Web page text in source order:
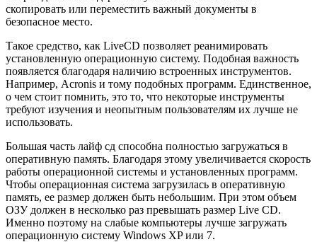
скопировать или переместить важный документы в
безопасное место.
Такое средство, как LiveCD позволяет реанимировать
установленную операционную систему. Подобная важность
появляется благодаря наличию встроенных инструментов.
Например, Acronis и тому подобных программ. Единственное,
о чем стоит помнить, это то, что некоторые инструменты
требуют изучения и неопытным пользователям их лучше не
использовать.
Большая часть лайф сд способна полностью загружаться в
оперативную память. Благодаря этому увеличивается скорость
работы операционной системы и установленных программ.
Чтобы операционная система загрузилась в оперативную
память, ее размер должен быть небольшим. При этом объем
ОЗУ должен в несколько раз превышать размер Live CD.
Именно поэтому на слабые компьютеры лучше загружать
операционную систему Windows XP или 7.